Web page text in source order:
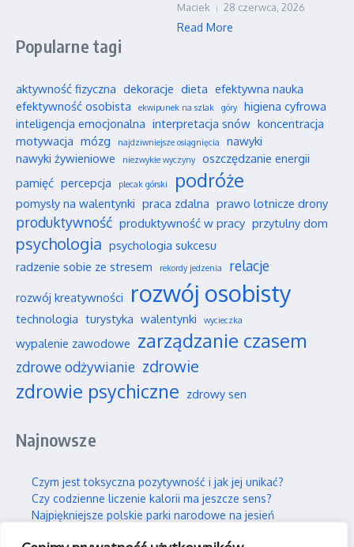
Maciek 28 czerwca, 2026
Read More
Popularne tagi
aktywność fizyczna dekoracje dieta efektywna nauka
efektywność osobista
ekwipunek na szlak góry
higiena cyfrowa
inteligencja emocjonalna interpretacja snów koncentracja
motywacja mózg najdziwniejsze osiągnięcia
nawyki
nawyki żywieniowe
niezwykłe wyczyny
oszczędzanie energii
pamięć percepcja plecak górski podróże
pomysły na walentynki praca zdalna prawo lotnicze drony
produktywność produktywność w pracy przytulny dom
psychologia psychologia sukcesu
radzenie sobie ze stresem
rekordy jedzenia relacje
rozwój kreatywności rozwój osobisty
technologia turystyka walentynki wycieczka
wypalenie zawodowe zarządzanie czasem
zdrowe odżywianie zdrowie
zdrowie psychiczne zdrowy sen
Najnowsze
Czym jest toksyczna pozytywność i jak jej unikać?
Czy codzienne liczenie kalorii ma jeszcze sens?
Najpiękniejsze polskie parki narodowe na jesień